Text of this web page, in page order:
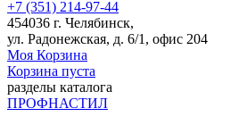
+7 (351) 214-97-44
454036 г. Челябинск,
ул. Радонежская, д. 6/1, офис 204
Моя Корзина
Корзина пуста
разделы каталога
ПРОФНАСТИЛ